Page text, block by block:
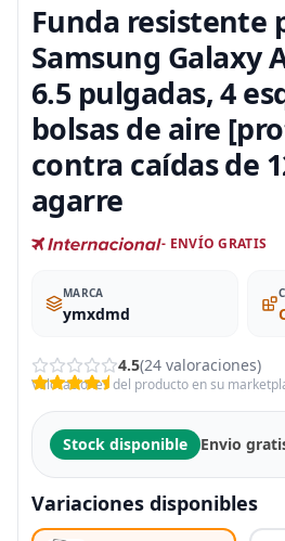
Funda resistente
Samsung Galaxy
6.5 pulgadas, 4
bolsas de aire
contra caídas de
agarre
- ENVÍO GRATIS
MARCA
ymxdmd
4.5(24 valoraciones)
Valoraciones del producto en su
Stock disponible Envio
Variaciones disponibles